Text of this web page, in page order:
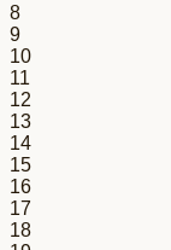
8
9
10
11
12
13
14
15
16
17
18